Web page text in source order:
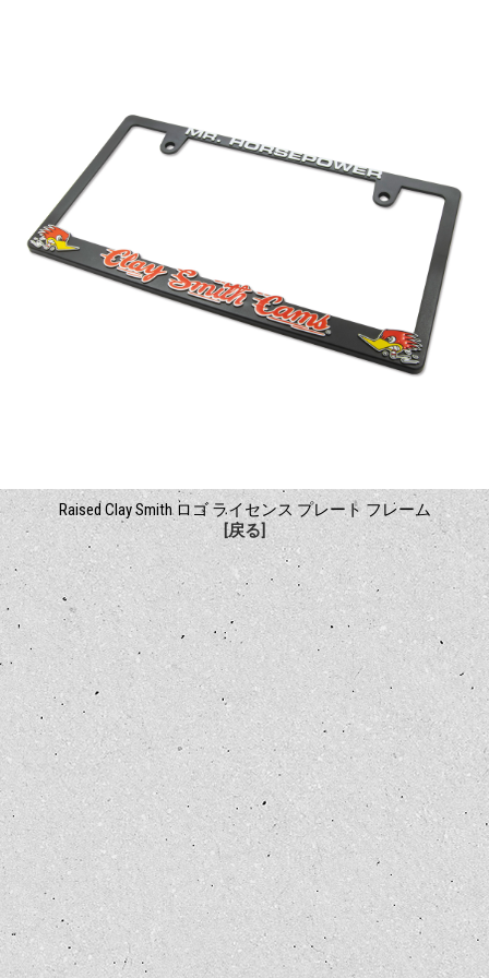
Raised Clay Smith ロゴ ライセンス プレート フレーム
[戻る]